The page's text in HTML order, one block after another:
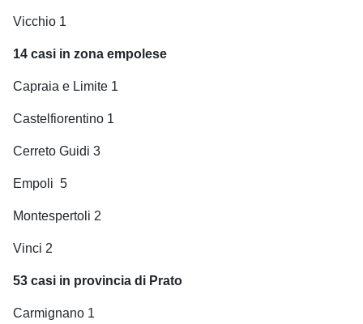
Vicchio 1
14 casi in zona empolese
Capraia e Limite 1
Castelfiorentino 1
Cerreto Guidi 3
Empoli 5
Montespertoli 2
Vinci 2
53 casi in provincia di Prato
Carmignano 1